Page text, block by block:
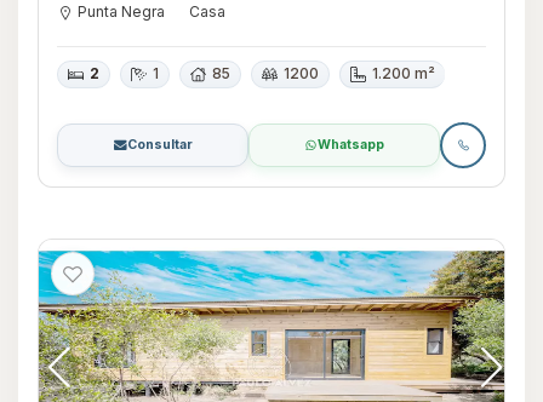
Punta Negra Casa
2 1 85 1200 1.200 m²
Consultar Whatsapp